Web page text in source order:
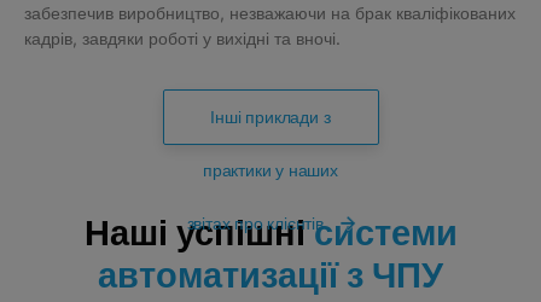
забезпечив виробництво, незважаючи на брак кваліфікованих
кадрів, завдяки роботі у вихідні та вночі.
Інші приклади з
практики у наших
звітах про клієнтів
Наші успішнісистеми
автоматизації з ЧПУ